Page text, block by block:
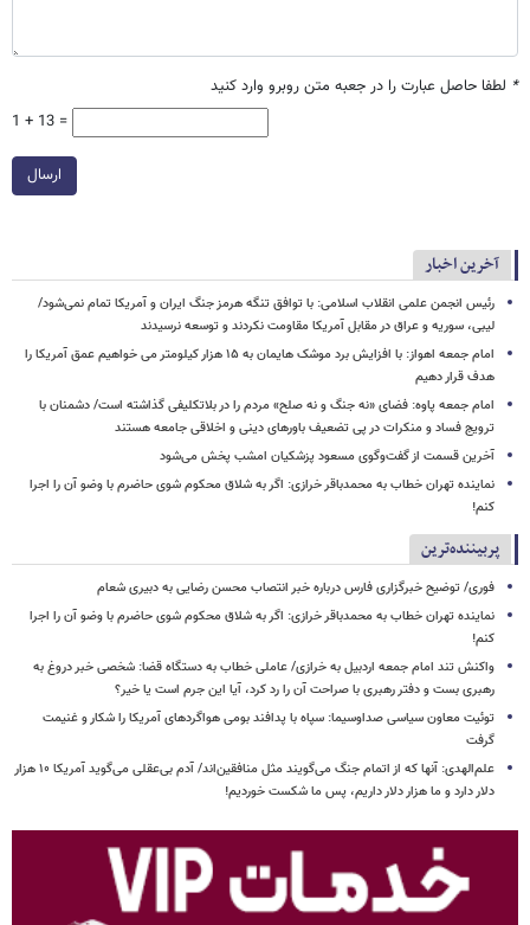
* لطفا حاصل عبارت را در جعبه متن روبرو وارد کنید
1 + 13 =
ارسال
آخرین اخبار
رئیس انجمن علمی انقلاب اسلامی: با توافق تنگه هرمز جنگ ایران و آمریکا تمام نمی‌شود/
لیبی، سوریه و عراق در مقابل آمریکا مقاومت نکردند و توسعه نرسیدند
امام‌ جمعه اهواز: با افزایش برد موشک هایمان به ۱۵ هزار کیلومتر می خواهیم عمق آمریکا را
هدف قرار دهیم
امام جمعه پاوه: فضای «نه جنگ و نه صلح» مردم را در بلاتکلیفی گذاشته است/ دشمنان با
ترویج فساد و منکرات در پی تضعیف باورهای دینی و اخلاقی جامعه هستند
آخرین قسمت از گفت‌وگوی مسعود پزشکیان امشب پخش می‌شود
نماینده تهران خطاب به محمدباقر خرازی: اگر به شلاق محکوم شوی حاضرم با وضو آن را اجرا
کنم!
پربیننده‌ترین
فوری/ توضیح خبرگزاری فارس درباره خبر انتصاب محسن رضایی به دبیری شعام
نماینده تهران خطاب به محمدباقر خرازی: اگر به شلاق محکوم شوی حاضرم با وضو آن را اجرا
کنم!
واکنش تند امام جمعه اردبیل به خرازی/ عاملی خطاب به دستگاه قضا: شخصی خبر دروغ به
رهبری بست و دفتر رهبری با صراحت آن را رد کرد، آیا این جرم است یا خیر؟
توئیت معاون سیاسی صداوسیما: سپاه با پدافند بومی هواگردهای آمریکا را شکار و غنیمت
گرفت
علم‌الهدی: آنها که از اتمام جنگ می‌گویند مثل منافقین‌اند/ آدم بی‌عقلی می‌گوید آمریکا ۱۰ هزار
دلار دارد و ما هزار دلار داریم، پس ما شکست خوردیم!